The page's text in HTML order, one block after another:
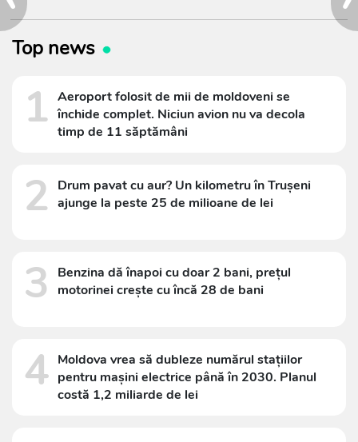
Top news
1 Aeroport folosit de mii de moldoveni se
închide complet. Niciun avion nu va decola
timp de 11 săptămâni
2
Drum pavat cu aur? Un kilometru în Trușeni
ajunge la peste 25 de milioane de lei
3
Benzina dă înapoi cu doar 2 bani, prețul
motorinei crește cu încă 28 de bani
4 Moldova vrea să dubleze numărul stațiilor
pentru mașini electrice până în 2030. Planul
costă 1,2 miliarde de lei